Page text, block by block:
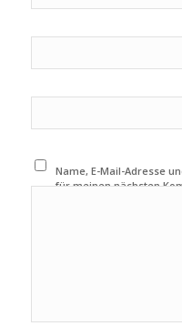
Name, E-Mail-Adresse
für meinen nächsten